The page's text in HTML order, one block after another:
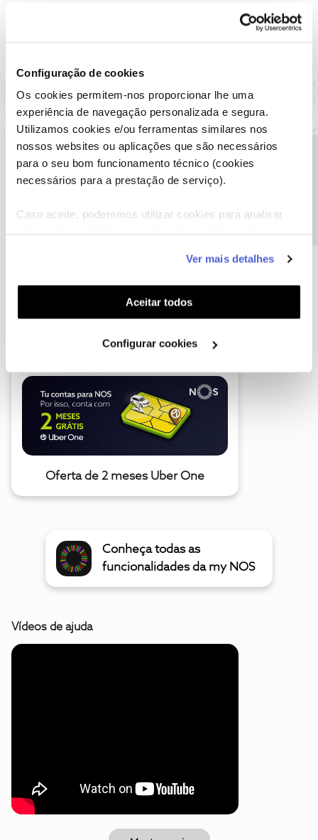
Configuração de cookies
Os cookies permitem-nos proporcionar lhe uma
experiência de navegação personalizada e segura.
Utilizamos cookies e/ou ferramentas similares nos
nossos websites ou aplicações que são necessários
para o seu bom funcionamento técnico (cookies
necessários para a prestação de serviço).
Caso aceite, poderemos utilizar cookies para analisar
funcionalidades (cookies de personalização e
funcionalidade) e adaptar anúncios aos seus interesses
(cookies de publicidade personalizada). Pode gerir a
utilização dos cookies clicando em "Configurar
Ver mais detalhes
Aceitar todos
Configurar cookies
Ajude a comunidade a encontrar informação relevante. Marque
A poupança que COMBINA
Oferta de 2 meses Uber One
Conheça todas as
funcionalidades da my NOS
Vídeos de ajuda